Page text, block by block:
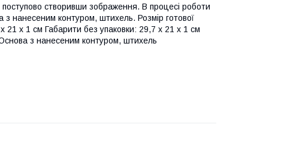
створивши зображення. В процесі роботи
з нанесеним контуром, штихель. Розмір готової
x 1 см Габарити без упаковки: 29,7 x 21 x 1 см
з нанесеним контуром, штихель